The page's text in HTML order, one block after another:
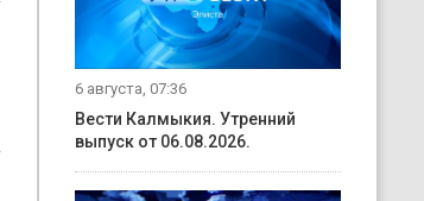
6 августа, 07:36
Вести Калмыкия. Утренний
выпуск от 06.08.2026.